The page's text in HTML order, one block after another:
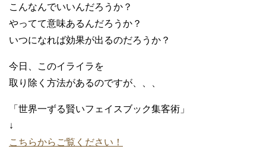
こんなんでいいんだろうか？
やってて意味あるんだろうか？
いつになれば効果が出るのだろうか？
今日、このイライラを
取り除く方法があるのですが、、、
「世界一ずる賢いフェイスブック集客術」
↓
こちらからご覧ください！